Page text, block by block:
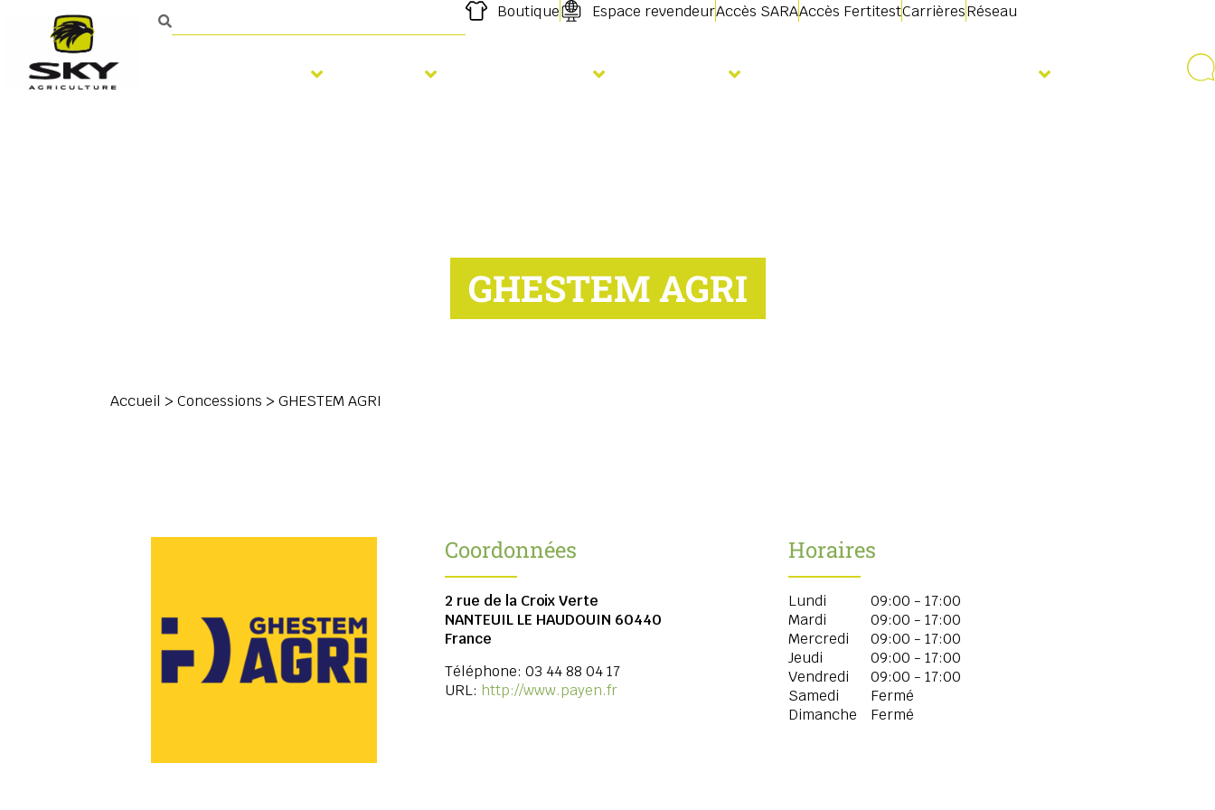
Boutique Espace revendeurAccès SARAAccès FertitestCarrièresRéseau
GHESTEM AGRI
Accueil > Concessions > GHESTEM AGRI
Coordonnées
2 rue de la Croix Verte
NANTEUIL LE HAUDOUIN 60440
France
Téléphone: 03 44 88 04 17
URL: http://www.payen.fr
Horaires
Lundi
09:00 - 17:00
Mardi
09:00 - 17:00
Mercredi
09:00 - 17:00
Jeudi
09:00 - 17:00
Vendredi
09:00 - 17:00
Samedi
Fermé
Dimanche
Fermé